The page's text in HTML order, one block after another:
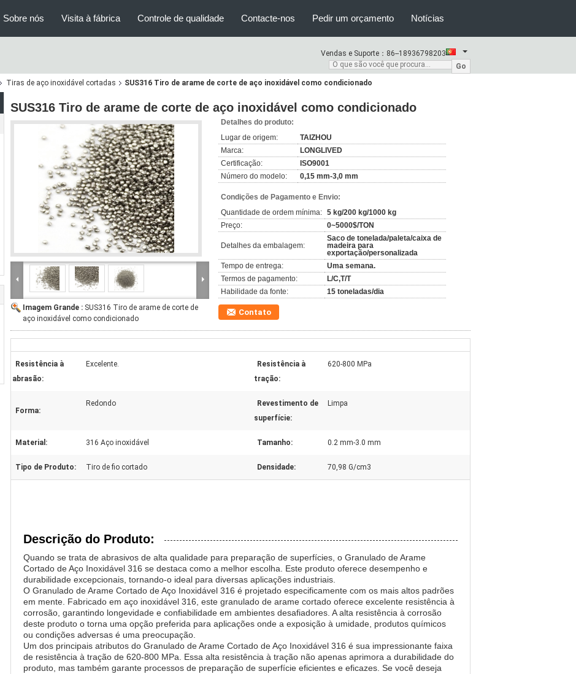
Sobre nós Visita à fábrica Controle de qualidade Contacte-nos Pedir um orçamento Notícias
Vendas e Suporte： 86--18936798203
Go
Tiras de aço inoxidável cortadas SUS316 Tiro de arame de corte de aço inoxidável como condicionado
SUS316 Tiro de arame de corte de aço inoxidável como condicionado
Imagem Grande : SUS316 Tiro de arame de corte de
aço inoxidável como condicionado
Detalhes do produto:
Lugar de origem:
TAIZHOU
Marca:
LONGLIVED
Certificação:
ISO9001
Número do modelo:
0,15 mm-3,0 mm
Condições de Pagamento e Envio:
Quantidade de ordem mínima: 5 kg/200 kg/1000 kg
Preço:
0~5000$/TON
Detalhes da embalagem:
Saco de tonelada/paleta/caixa de
madeira para
exportação/personalizada
Tempo de entrega:
Uma semana.
Termos de pagamento:
L/C,T/T
Habilidade da fonte:
15 toneladas/dia
Contato
Resistência à
abrasão:
Excelente.
Resistência à
tração:
620-800 MPa
Forma:
Redondo
Revestimento de
superfície:
Limpa
Material: 316 Aço inoxidável Tamanho: 0.2 mm-3.0 mm
Tipo de Produto: Tiro de fio cortado Densidade: 70,98 G/cm3
Descrição do Produto:
Quando se trata de abrasivos de alta qualidade para preparação de superfícies, o Granulado de Arame
Cortado de Aço Inoxidável 316 se destaca como a melhor escolha. Este produto oferece desempenho e
durabilidade excepcionais, tornando-o ideal para diversas aplicações industriais.
O Granulado de Arame Cortado de Aço Inoxidável 316 é projetado especificamente com os mais altos padrões
em mente. Fabricado em aço inoxidável 316, este granulado de arame cortado oferece excelente resistência à
corrosão, garantindo longevidade e confiabilidade em ambientes desafiadores. A alta resistência à corrosão
deste produto o torna uma opção preferida para aplicações onde a exposição à umidade, produtos químicos
ou condições adversas é uma preocupação.
Um dos principais atributos do Granulado de Arame Cortado de Aço Inoxidável 316 é sua impressionante faixa
de resistência à tração de 620-800 MPa. Essa alta resistência à tração não apenas aprimora a durabilidade do
produto, mas também garante processos de preparação de superfície eficientes e eficazes. Se você deseja